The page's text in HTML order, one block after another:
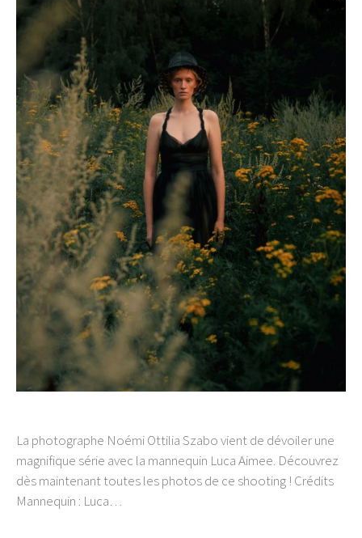
La photographe Noémi Ottilia Szabo vient de dévoiler une
magnifique série avec la mannequin Luca Aimee. Découvrez
dès maintenant toutes les photos de ce shooting ! Crédits
Mannequin : Luca…